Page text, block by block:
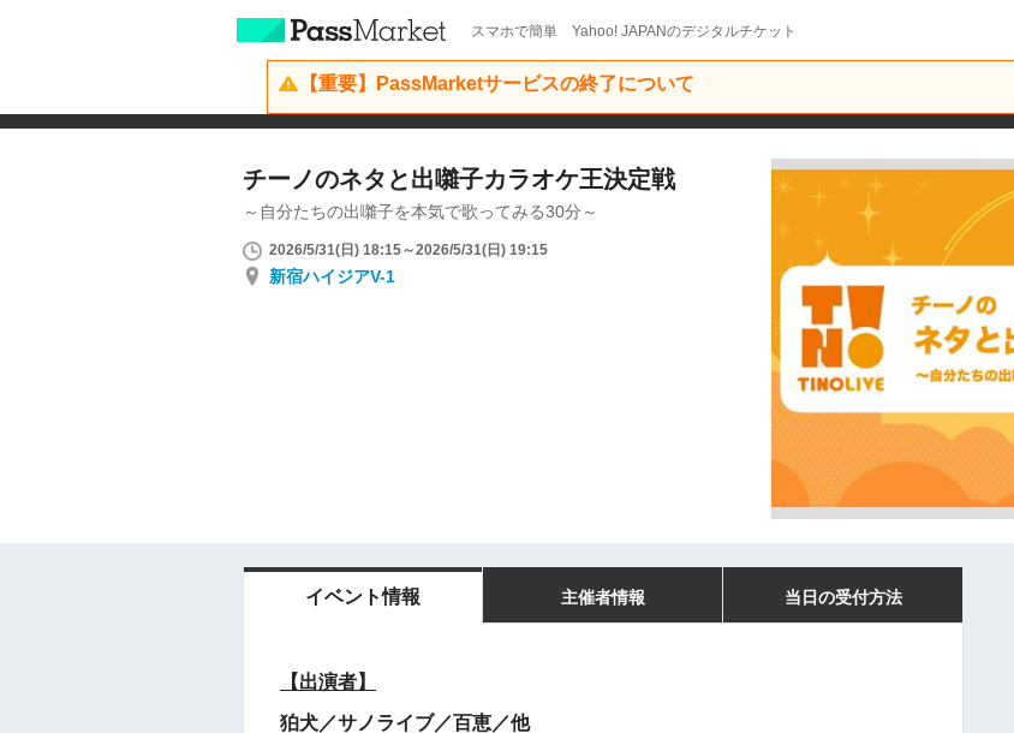
スマホで簡単 Yahoo! JAPANのデジタルチケット
【重要】PassMarketサービスの終了について
チーノのネタと出囃子カラオケ王決定戦
～自分たちの出囃子を本気で歌ってみる30分～
2026/5/31(日) 18:15～2026/5/31(日) 19:15
新宿ハイジアV-1
イベント情報 主催者情報 当日の受付方法
【出演者】
狛犬／サノライブ／百恵／他